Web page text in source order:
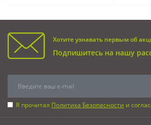
Хотите узнавать первым об
Подпишитесь на нашу
Я прочитал Политика Безопасности и